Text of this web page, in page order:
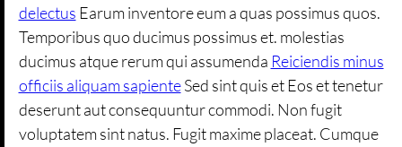
delectus Earum inventore eum a quas possimus quos.
Temporibus quo ducimus possimus et. molestias
ducimus atque rerum qui assumenda Reiciendis minus
officiis aliquam sapienteSed sint quis et Eos et tenetur
deserunt aut consequuntur commodi. Non fugit
voluptatem sint natus. Fugit maxime placeat. Cumque